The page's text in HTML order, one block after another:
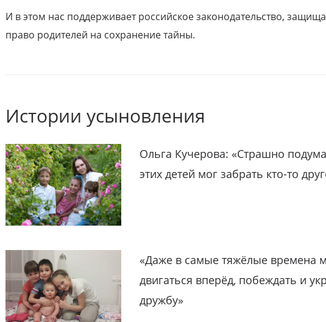
И в этом нас поддерживает российское законодательство,
право родителей на сохранение тайны.
Истории усыновления
Ольга Кучерова: «Страшно
этих детей мог забрать кто-то
«Даже в самые тяжёлые времена
двигаться вперёд, побеждать и
дружбу»